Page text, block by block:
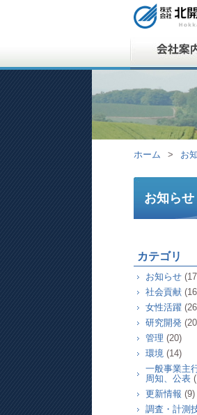
ホーム > お
お知らせ
カテゴリ
お知らせ
社会貢献
女性活躍
研究開発
管理 (20)
環境 (14)
一般事業主
周知、公表
更新情報 (9)
調査・計測